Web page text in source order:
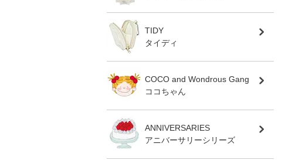
TIDY
タイディ
COCO and Wondrous Gang
ココちゃん
ANNIVERSARIES
アニバーサリーシリーズ